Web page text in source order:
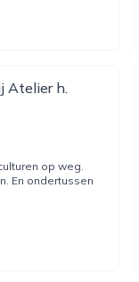
Atelier h.
op weg.
En ondertussen